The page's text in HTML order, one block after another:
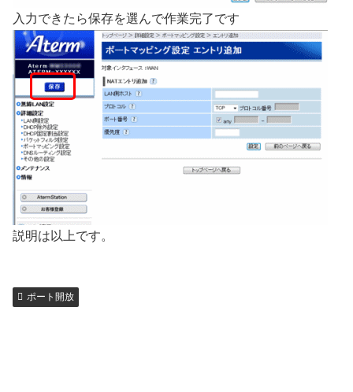
入力できたら保存を選んで作業完了です
説明は以上です。
ポート開放